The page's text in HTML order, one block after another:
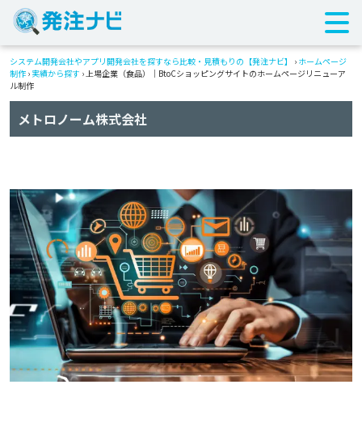
システム開発会社やアプリ開発会社を探すなら比較・見積もりの【発注ナビ】 › ホームページ
制作 › 実績から探す ›上場企業（食品）｜BtoCショッピングサイトのホームページリニューア
ル制作
メトロノーム株式会社